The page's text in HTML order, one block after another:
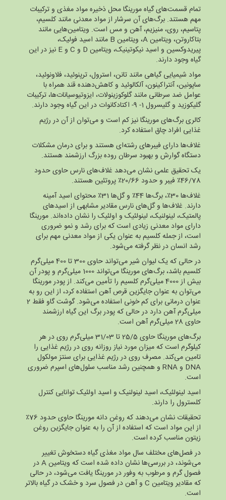
تمام قسمت‌های گیاه مورینگا محل ذخیره مواد مغذی و ترکیبات
مهم هستند. برگ‌های آن سرشار از مواد معدنی مانند کلسیم،
پتاسیم، روی، منیزیم، آهن و مس است. ویتامین‌هایی مانند
بتاکاروتن، ویتامین A، ویتامین B مانند اسید فولیک،
پیریدوکسین و اسید نیکوتینیک، ویتامین D و C و E نیز در این
گیاه وجود دارند.
مواد شیمیایی گیاهی مانند تانن، استرول، ترپنوئید، فلاونوئید،
ساپونین، آنتراکینون، آلکالوئید و کاهش‌دهنده قند همراه با
عوامل ضد سرطانی مانند گلوکوزینولات، ایزوتیوسیانات‌ها، ترکیبات
گلیکوزید و گلیسرول 1- 9- اکتادکانوات در این گیاه وجود دارند.
کالری برگ‌های مورینگا نیز کم است و می‌توان از آن در رژیم
غذایی افراد چاق استفاده کرد.
غلاف‌ها دارای فیبرهای رشته‌ای هستند و برای درمان مشکلات
دستگاه گوارش و بهبود سرطان روده بزرگ ارزشمند هستند.
یک تحقیق علمی نشان می‌دهد غلاف‌های نارس حاوی حدود
46/78٪ فیبر و حدود 20/66٪ پروتئین هستند.
غلاف‌ها 30٪، برگ‌ها 44٪ و گل‌ها 31٪ محتوای اسید آمینه
دارند. غلاف‌ها و گل‌های نارس مقادیر مشابهی از اسیدهای
پالمتیک، لینولنیک، لینولئیک و اولئیک را نشان داده‌اند. مورینگا
دارای مواد معدنی زیادی است که برای رشد و نمو ضروری
است، از جمله کلسیم به عنوان یکی از مواد معدنی مهم برای
رشد انسان در نظر گرفته می‌شود.
در حالی که یک لیوان شیر می‌تواند حاوی 300 تا 400 میلی‌گرم
کلسیم باشد، برگ‌های مورینگا می‌تواند 1000 میلی‌گرم و پودر آن
بیش از 4000 میلی‌گرم کلسیم را تأمین می‌کند. از پودر مورینگا
می‌توان به عنوان جایگزین قرص آهن استفاده کرد، از این رو به
عنوان درمانی برای کم خونی استفاده می‌شود. گوشت گاو فقط 2
میلی‌گرم آهن دارد در حالی که پودر برگ این گیاه ارزشمند
حاوی 28 میلی‌گرم آهن است.
برگ‌های مورینگا حاوی 25/5 تا 31/03 میلی‌گرم روی در هر
کیلوگرم است که میزان مورد نیاز روزانه روی در رژیم غذایی را
تامین می‌کند. مصرف روی در رژیم غذایی برای سنتز مولکول
DNA و RNA و همچنین رشد مناسب سلول‌های اسپرم ضروری
است.
اسید لینولئیک، اسید لینولنیک و اسید اولئیک توانایی کنترل
کلسترول را دارند.
تحقیقات نشان می‌دهند که روغن دانه مورینگا حاوی حدود 76٪
از این مواد است که استفاده از آن را به عنوان جایگزین روغن
زیتون مناسب کرده است.
در فصل‌های مختلف سال مواد مغذی گیاه دستخوش تغییر
می‌شوند، در بررسی‌ها نشان داده شده است که ویتامین A در
فصول گرم و مرطوب به وفور در مورینگا یافت می‌شود، در حالی
که مقادیر ویتامین C و آهن در فصول سرد و خشک در گیاه بالاتر
است.